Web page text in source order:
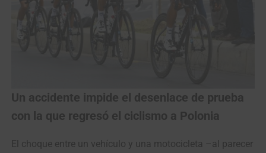
Un accidente impide el desenlace de prueba
con la que regresó el ciclismo a Polonia
El choque entre un vehículo y una motocicleta –al parecer